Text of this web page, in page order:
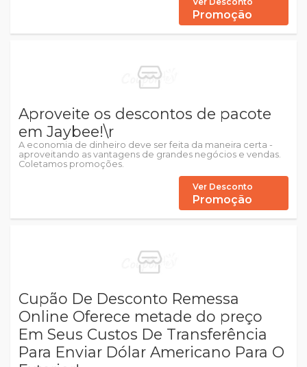
Promoção
Aproveite os descontos de pacote
em Jaybee!\r
A economia de dinheiro deve ser feita da maneira certa -
aproveitando as vantagens de grandes negócios e vendas.
Coletamos promoções.
Ver Desconto
Promoção
Cupão De Desconto Remessa
Online Oferece metade do preço
Em Seus Custos De Transferência
Para Enviar Dólar Americano Para O